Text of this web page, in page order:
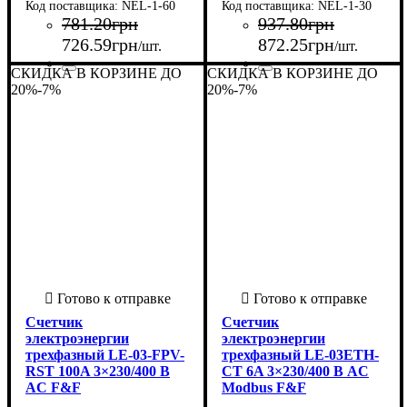
NEL-1-60
781.20грн
726.59грн/шт.
Страна-производитель:
Польша
Серия: NEL
Количество тарифов: 1
Количество фаз: 1
Номинальное напряжение
220 В
Тип индикатора: ЖКИ
Тип подключения: Прямое
Максимальный ток, А: 60
Номинальный ток, А : 5
NEL-1-30
937.80грн
872.25грн/шт.
Страна-производитель:
Польша
Серия: NEL
Количество тарифов: 1
Количество фаз: 1
Номинальное напряжение
220 В
Тип индикатора: ЖКИ
Тип подключения: Прямое
Максимальный ток, А: 30
Номинальный ток, А : 5
СКИДКА В КОРЗИНЕ ДО
20%-7%
Счетчик
электроэнергии
трехфазный LE-03-FPV-
RST 100A 3×230/400 В
AC F&F
СКИДКА В КОРЗИНЕ ДО
20%-7%
Счетчик
электроэнергии
трехфазный LE-03ETH-
CT 6A 3×230/400 В AC
Modbus F&F